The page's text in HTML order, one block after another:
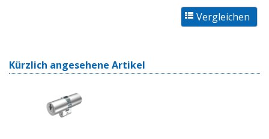
Kürzlich angesehene Artikel